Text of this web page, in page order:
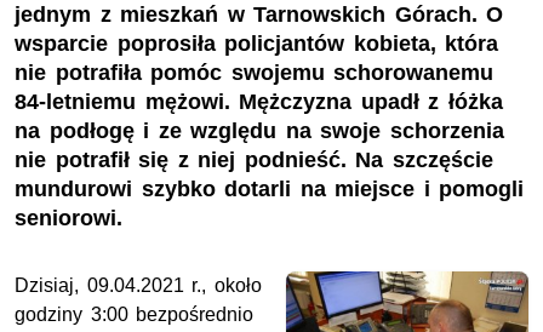
jednym z mieszkań w Tarnowskich Górach. O
wsparcie poprosiła policjantów kobieta, która
nie potrafiła pomóc swojemu schorowanemu
84-letniemu mężowi. Mężczyzna upadł z łóżka
na podłogę i ze względu na swoje schorzenia
nie potrafił się z niej podnieść. Na szczęście
mundurowi szybko dotarli na miejsce i pomogli
seniorowi.
Dzisiaj, 09.04.2021 r., około
godziny 3:00 bezpośrednio